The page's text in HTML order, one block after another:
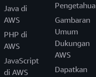
Java di
AWS
PHP di
AWS
JavaScript
di AWS
Gambaran
Umum
Dukungan
AWS
Dapatkan